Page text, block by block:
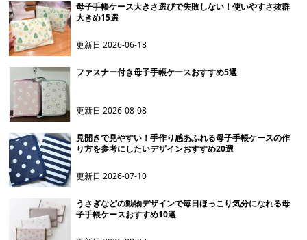
母子手帳ケース大きさ選びで失敗しない！使いやすさ抜群
大きめ15選
更新日2026-06-18
ファスナー付き母子手帳ケースおすすめ5選
更新日2026-08-08
見開きで見やすい！手作り感あふれる母子手帳ケースの作
り方を参考にしたいデザインおすすめ20選
更新日2026-07-10
うさぎなどの動物デザインで毎日ほっこり気分になれる母
子手帳ケースおすすめ10選